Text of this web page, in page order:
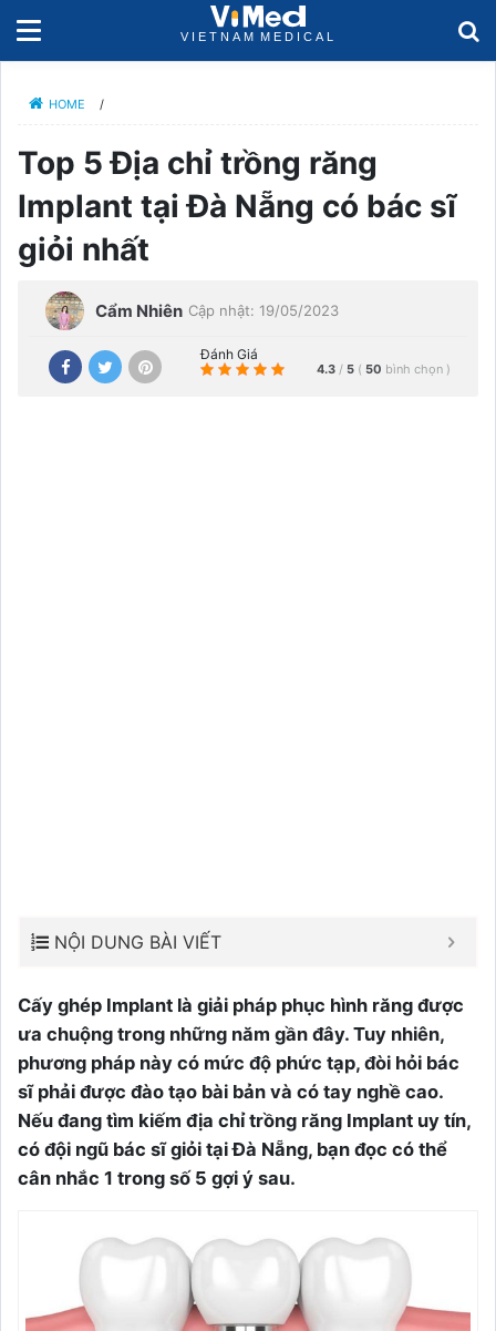
HOME /
Top 5 Địa chỉ trồng răng
Implant tại Đà Nẵng có bác sĩ
giỏi nhất
Cẩm Nhiên Cập nhật: 19/05/2023
Đánh Giá
4.3 / 5 ( 50 bình chọn )
NỘI DUNG BÀI VIẾT
Cấy ghép Implant là giải pháp phục hình răng được
ưa chuộng trong những năm gần đây. Tuy nhiên,
phương pháp này có mức độ phức tạp, đòi hỏi bác
sĩ phải được đào tạo bài bản và có tay nghề cao.
Nếu đang tìm kiếm địa chỉ trồng răng Implant uy tín,
có đội ngũ bác sĩ giỏi tại Đà Nẵng, bạn đọc có thể
cân nhắc 1 trong số 5 gợi ý sau.